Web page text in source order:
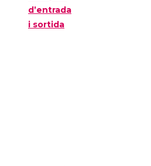
d’entrada
i sortida